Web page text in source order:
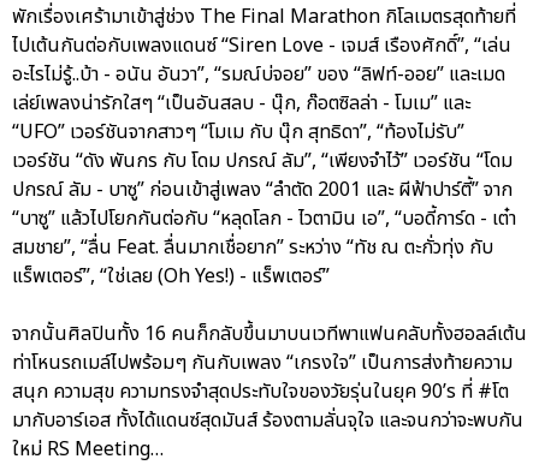
พักเรื่องเศร้ามาเข้าสู่ช่วง The Final Marathon กิโลเมตรสุดท้ายที่
ไปเต้นกันต่อกับเพลงแดนซ์ “Siren Love - เจมส์ เรืองศักดิ์”, “เล่น
อะไรไม่รู้..บ้า - อนัน อันวา”, “รมณ์บ่จอย” ของ “ลิฟท์-ออย” และเมด
เล่ย์เพลงน่ารักใสๆ “เป็นอันสลบ - นุ๊ก, ก๊อตซิลล่า - โมเม” และ
“UFO” เวอร์ชันจากสาวๆ “โมเม กับ นุ๊ก สุทธิดา”, “ท้องไม่รับ”
เวอร์ชัน “ดัง พันกร กับ โดม ปกรณ์ ลัม”, “เพียงจำไว้” เวอร์ชัน “โดม
ปกรณ์ ลัม - บาซู” ก่อนเข้าสู่เพลง “ลำตัด 2001 และ ผีฟ้าปาร์ตี้” จาก
“บาซู” แล้วไปโยกกันต่อกับ “หลุดโลก - ไวตามิน เอ”, “บอดี้การ์ด - เต๋า
สมชาย”, “ลื่น Feat. ลื่นมากเชื่อยาก” ระหว่าง “ทัช ณ ตะกั่วทุ่ง กับ
แร็พเตอร์”, “ใช่เลย (Oh Yes!) - แร็พเตอร์”
จากนั้นศิลปินทั้ง 16 คนก็กลับขึ้นมาบนเวทีพาแฟนคลับทั้งฮอลล์เต้น
ท่าโหนรถเมล์ไปพร้อมๆ กันกับเพลง “เกรงใจ” เป็นการส่งท้ายความ
สนุก ความสุข ความทรงจำสุดประทับใจของวัยรุ่นในยุค 90’s ที่ #โต
มากับอาร์เอส ทั้งได้แดนซ์สุดมันส์ ร้องตามลั่นจุใจ และจนกว่าจะพบกัน
ใหม่ RS Meeting…